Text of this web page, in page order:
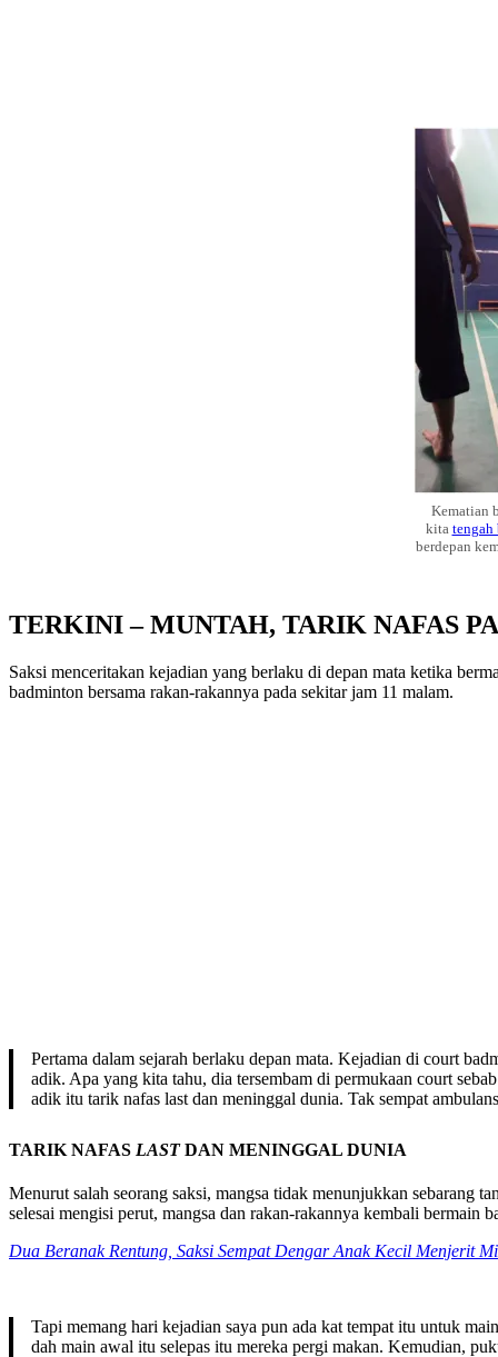
Kematian
kita tengah
berdepan
TERKINI – MUNTAH, TARIK NAFAS
Saksi menceritakan kejadian yang berlaku di depan mata ketika
badminton bersama rakan-rakannya pada sekitar jam 11 malam.
Pertama dalam sejarah berlaku depan mata. Kejadian di court
adik. Apa yang kita tahu, dia tersembam di permukaan court
adik itu tarik nafas last dan meninggal dunia. Tak sempat
TARIK NAFAS LASTDAN MENINGGAL DUNIA
Menurut salah seorang saksi, mangsa tidak menunjukkan sebarang
selesai mengisi perut, mangsa dan rakan-rakannya kembali bermain
Dua Beranak Rentung, Saksi Sempat Dengar Anak Kecil Menjerit
Tapi memang hari kejadian saya pun ada kat tempat itu untuk
dah main awal itu selepas itu mereka pergi makan. Kemudian,